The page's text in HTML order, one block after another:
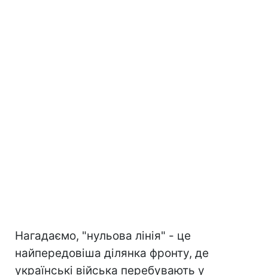
Нагадаємо, "нульова лінія" - це
найпередовіша ділянка фронту, де
українські війська перебувають у